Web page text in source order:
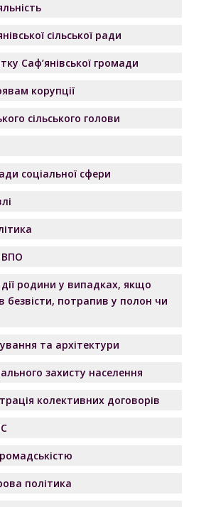
сільської ради
Саф’янівської громади
корупції
сільського голови
соціальної сфери
ВПО
родини у випадках, якщо
безвісти, потрапив у полон чи
та архітектури
захисту населення
колективних договорів
політика